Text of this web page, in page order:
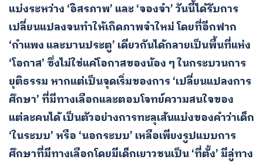
แบ่งระหว่าง ‘อิสรภาพ’ และ ‘จองจำ’ วันนี้ได้รับการ
เปลี่ยนแปลงจนทำให้เกิดภาพจำใหม่ โดยที่อีกฟาก
‘กำแพง และบานประตู’ เดียวกันได้กลายเป็นพื้นที่แห่ง
‘โอกาส’ ซึ่งไม่ใช่แค่โอกาสของน้อง ๆ ในกระบวนการ
ยุติธรรม หากแต่เป็นจุดเริ่มของการ ‘เปลี่ยนแปลงการ
ศึกษา’ ที่มีทางเลือกและตอบโจทย์ความสนใจของ
แต่ละคนได้ เป็นตัวอย่างการทะลุเส้นแบ่งของคำว่าเด็ก
‘ในระบบ’ หรือ ‘นอกระบบ’ เหลือเพียงรูปแบบการ
ศึกษาที่มีทางเลือกโดยมีเด็กเยาวชนเป็น ‘ที่ตั้ง’ มีลู่ทาง